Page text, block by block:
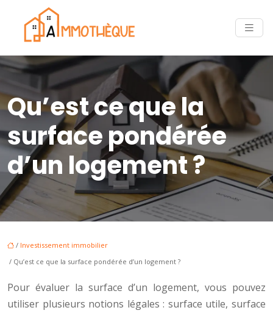
Qu’est ce que la
surface pondérée
d’un logement ?
/ Investissement immobilier
/ Qu’est ce que la surface pondérée d’un logement ?
Pour évaluer la surface d’un logement, vous pouvez
utiliser plusieurs notions légales : surface utile, surface